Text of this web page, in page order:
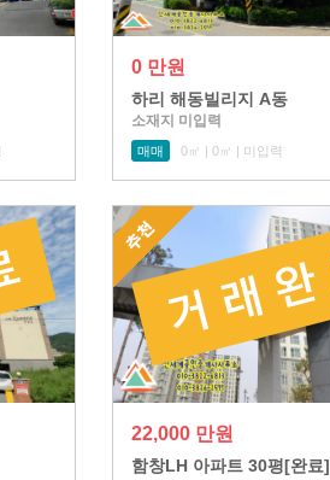
0 만원
하리 해동빌리지 A동
소재지 미입력
매매 0㎡ | 0㎡ | 미입력
22,000 만원
함창LH 아파트 30평[완료]